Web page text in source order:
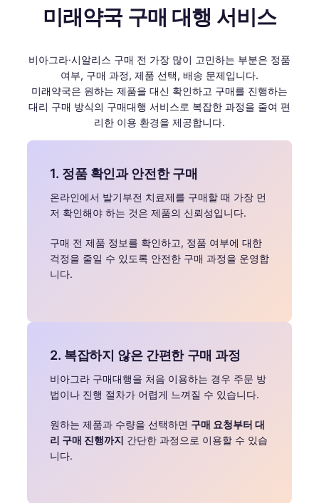
미래약국 구매 대행 서비스
비아그라·시알리스 구매 전 가장 많이 고민하는 부분은 정품
여부, 구매 과정, 제품 선택, 배송 문제입니다.
미래약국은 원하는 제품을 대신 확인하고 구매를 진행하는
대리 구매 방식의 구매대행 서비스로 복잡한 과정을 줄여 편
리한 이용 환경을 제공합니다.
1. 정품 확인과 안전한 구매
온라인에서 발기부전 치료제를 구매할 때 가장 먼
저 확인해야 하는 것은 제품의 신뢰성입니다.
구매 전 제품 정보를 확인하고, 정품 여부에 대한
걱정을 줄일 수 있도록 안전한 구매 과정을 운영합
니다.
2. 복잡하지 않은 간편한 구매 과정
비아그라 구매대행을 처음 이용하는 경우 주문 방
법이나 진행 절차가 어렵게 느껴질 수 있습니다.
원하는 제품과 수량을 선택하면 구매 요청부터 대
리 구매 진행까지 간단한 과정으로 이용할 수 있습
니다.